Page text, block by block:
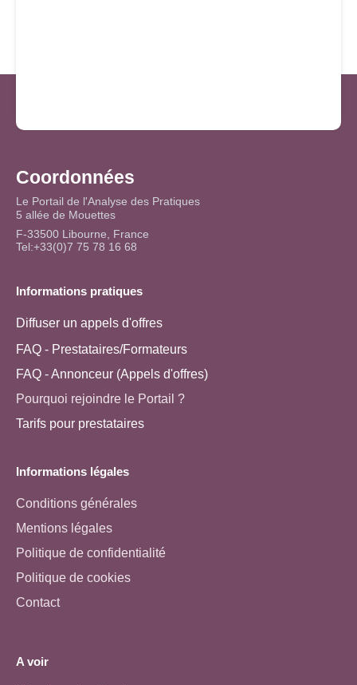
Coordonnées
Le Portail de l'Analyse des Pratiques
5 allée de Mouettes
F-33500 Libourne, France
Tel:+33(0)7 75 78 16 68
Informations pratiques
Diffuser un appels d'offres
FAQ - Prestataires/Formateurs
FAQ - Annonceur (Appels d'offres)
Pourquoi rejoindre le Portail ?
Tarifs pour prestataires
Informations légales
Conditions générales
Mentions légales
Politique de confidentialité
Politique de cookies
Contact
A voir